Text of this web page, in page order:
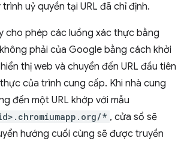
uỷ quyền tại URL đã chỉ định.
cho phép các luồng xác thực bằng
phải của Google bằng cách khởi
thị web và chuyển đến URL đầu tiên
của trình cung cấp. Khi nhà cung
đến một URL khớp với mẫu
* , cửa sổ sẽ
hướng cuối cùng sẽ được truyền